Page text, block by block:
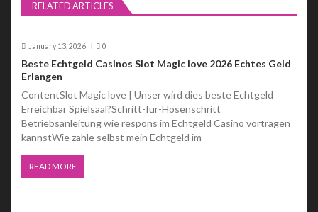
i
g
a
t
i
o
n
RELATED ARTICLES
January 13, 2026 0
Beste Echtgeld Casinos Slot Magic love 2026 Echtes Geld
Erlangen
ContentSlot Magic love | Unser wird dies beste Echtgeld
Erreichbar Spielsaal?Schritt-für-Hosenschritt
Betriebsanleitung wie respons im Echtgeld Casino vortragen
kannstWie zahle selbst mein Echtgeld im
READ MORE